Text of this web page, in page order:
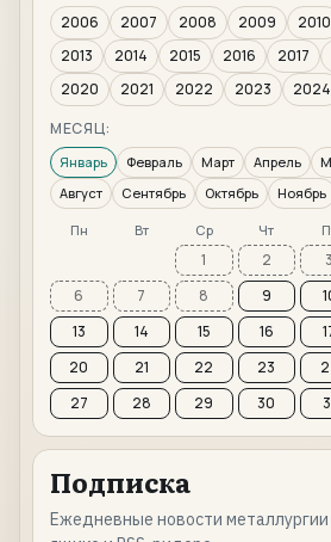
2006
2007 2008 2009 2010
2013
2014 2015 2016 2017
2020
2021 2022 2023 2024
МЕСЯЦ:
Январь Февраль Март Апрель
Август
Сентябрь Октябрь Ноябрь
Пн Вт Ср Чт
1 2 3
6
7 8 9
13
14 15 16
20
21 22 23
27
28 29 30
Подписка
Ежедневные новости